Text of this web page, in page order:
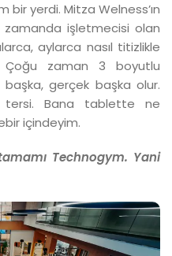
yerdi. Mitza Welness’ın
zamanda işletmecisi olan
aylarca nasıl titizlikle
Çoğu zaman 3 boyutlu
gerçek başka olur.
Bana tablette ne
içindeyim.
Technogym. Yani